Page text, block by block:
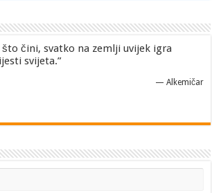
što čini, svatko na zemlji uvijek igra
svijeta.”
— Alkemičar